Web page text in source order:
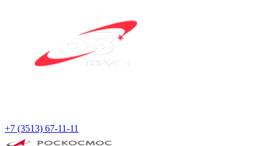
+7 (3513) 67-11-11